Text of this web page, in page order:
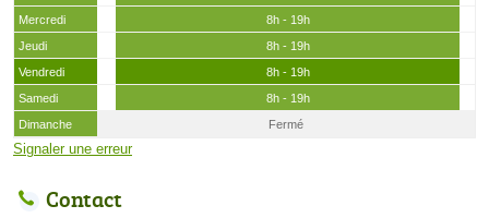
Mercredi
8h - 19h
Jeudi
8h - 19h
Vendredi
8h - 19h
Samedi
8h - 19h
Dimanche
Fermé
Signaler une erreur
Contact